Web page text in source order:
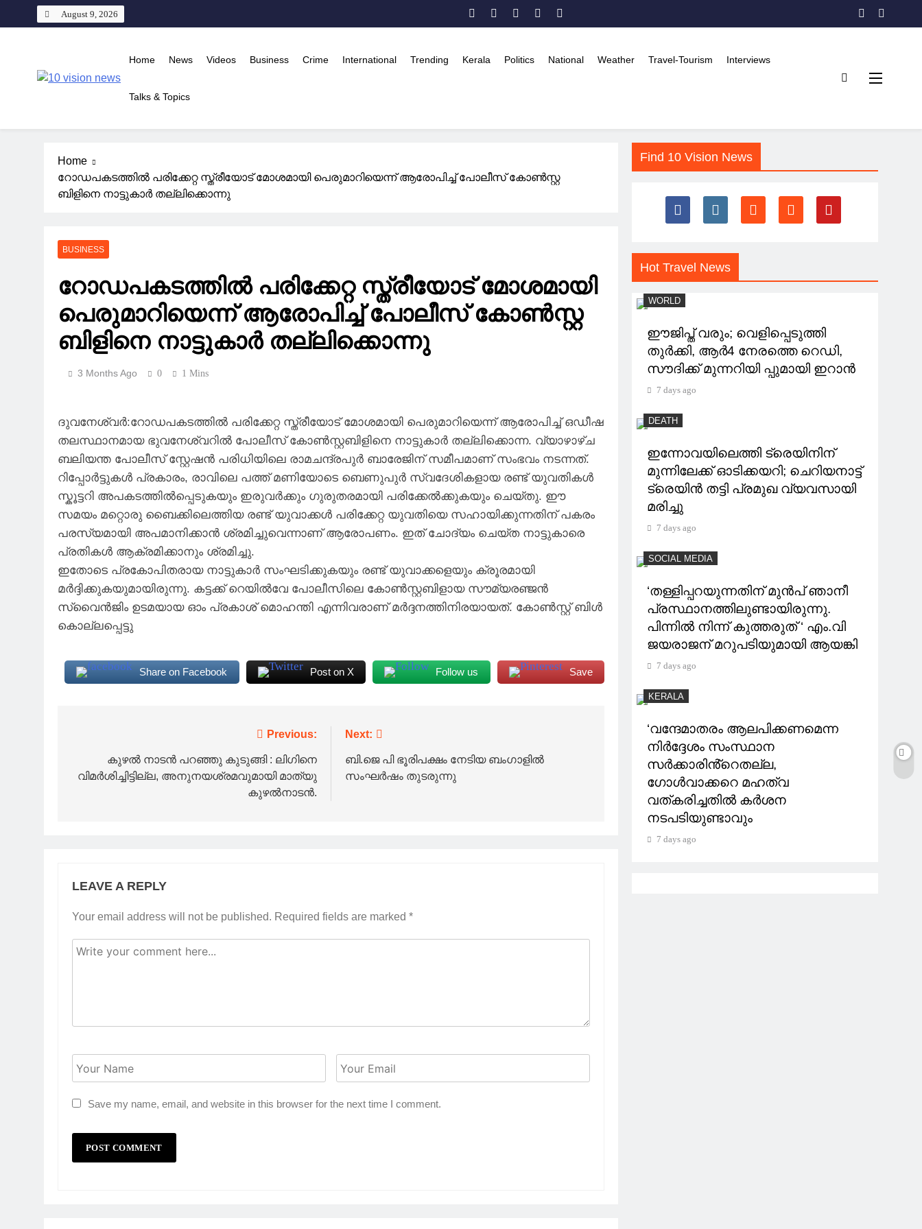
August 9, 2026
10 vision news
Stay Ahead with 10 Vision News
Home News Videos Business Crime International Trending Kerala Politics National Weather Travel-Tourism Interviews
Talks & Topics
Home
റോഡപകടത്തിൽ പരിക്കേറ്റ സ്ത്രീയോട് മോശമായി പെരുമാറിയെന്ന് ആരോപിച്ച് പോലീസ് കോൺസ്റ്റ
ബിളിനെ നാട്ടുകാർ തല്ലിക്കൊന്നു
BUSINESS
റോഡപകടത്തിൽ പരിക്കേറ്റ സ്ത്രീയോട് മോശമായി
പെരുമാറിയെന്ന് ആരോപിച്ച് പോലീസ് കോൺസ്റ്റ
ബിളിനെ നാട്ടുകാർ തല്ലിക്കൊന്നു
3 Months Ago 0 1 Mins
ദുവനേശ്വർ:റോഡപകടത്തിൽ പരിക്കേറ്റ സ്ത്രീയോട് മോശമായി പെരുമാറിയെന്ന് ആരോപിച്ച് ഒഡീഷ
തലസ്ഥാനമായ ഭുവനേശ്വറിൽ പോലീസ് കോൺസ്റ്റബിളിനെ നാട്ടുകാർ തല്ലിക്കൊന്ന. വ്യാഴാഴ്ച
ബലിയന്ത പോലീസ് സ്റ്റേഷൻ പരിധിയിലെ രാമചന്ദ്രപുർ ബാരേജിന് സമീപമാണ് സംഭവം നടന്നത്.
റിപ്പോർട്ടുകൾ പ്രകാരം, രാവിലെ പത്ത് മണിയോടെ ബെണുപുർ സ്വദേശികളായ രണ്ട് യുവതികൾ
സ്കൂട്ടറി അപകടത്തിൽപ്പെടുകയും ഇരുവർക്കും ഗുരുതരമായി പരിക്കേൽക്കുകയും ചെയ്തു. ഈ
സമയം മറ്റൊരു ബൈക്കിലെത്തിയ രണ്ട് യുവാക്കൾ പരിക്കേറ്റ യുവതിയെ സഹായിക്കുന്നതിന് പകരം
പരസ്യമായി അപമാനിക്കാൻ ശ്രമിച്ചുവെന്നാണ് ആരോപണം. ഇത് ചോദ്യം ചെയ്ത നാട്ടുകാരെ
പ്രതികൾ ആക്രമിക്കാനും ശ്രമിച്ചു.
ഇതോടെ പ്രകോപിതരായ നാട്ടുകാർ സംഘടിക്കുകയും രണ്ട് യുവാക്കളെയും ക്രൂരമായി
മർദ്ദിക്കുകയുമായിരുന്നു. കട്ടക്ക് റെയിൽവേ പോലീസിലെ കോൺസ്റ്റബിളായ സൗമ്യരഞ്ജൻ
സ്വൈൻജിം ഉടമയായ ഓം പ്രകാശ് മൊഹന്തി എന്നിവരാണ് മർദ്ദനത്തിനിരയായത്. കോൺസ്റ്റ് ബിൾ
കൊല്ലപ്പെട്ടു
Share on Facebook Post on X Follow us Save
navigation
Previous:
കുഴൽ നാടൻ പറഞ്ഞു കുടുങ്ങി : ലിഗിനെ
വിമർശിച്ചിട്ടില്ല, അനുനയശ്രമവുമായി മാത്യു
കുഴൽനാടൻ.
Next:
ബി.ജെ പി ഭൂരിപക്ഷം നേടിയ ബംഗാളിൽ
സംഘർഷം തുടരുന്നു
LEAVE A REPLY
Your email address will not be published. Required fields are marked *
Save my name, email, and website in this browser for the next time I comment.
Find 10 Vision News
Hot Travel News
WORLD
ഈജിപ്ത് വരും; വെളിപ്പെടുത്തി
തുര്‍ക്കി, ആര്‍4 നേരത്തെ റെഡി,
സൗദിക്ക് മുന്നറിയി പ്പുമായി ഇറാൻ
7 days ago
DEATH
ഇന്നോവയിലെത്തി ട്രെയിനിന്
മുന്നിലേക്ക് ഓടിക്കയറി; ചെറിയനാട്ട്
ട്രെയിൻ തട്ടി പ്രമുഖ വ്യവസായി
മരിച്ചു
7 days ago
SOCIAL MEDIA
‘തള്ളിപ്പറയുന്നതിന് മുന്‍പ് ഞാനീ
പ്രസ്ഥാനത്തിലുണ്ടായിരുന്നു.
പിന്നിൽ നിന്ന് കുത്തരുത് ‘ എം.വി
ജയരാജന് മറുപടിയുമായി ആയങ്കി
7 days ago
KERALA
‘വന്ദേമാതരം ആലപിക്കണമെന്ന
നിർദ്ദേശം സംസ്ഥാന
സർക്കാരിൻ്റെതല്ല,
ഗോൾവാക്കറെ മഹത്വ
വത്കരിച്ചതിൽ കർശന
നടപടിയുണ്ടാവും
7 days ago